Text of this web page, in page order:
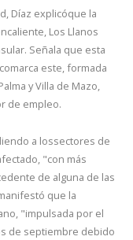
Díaz explicóque la
Los Llanos
Señala que esta
este, formada
y Villa de Mazo,
de empleo.
a lossectores de
"con más
de alguna de las
que la
"impulsada por el
de septiembre debido